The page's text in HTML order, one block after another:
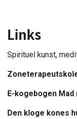
Links
Spirituel kunst,
E-kogebogen
Den kloge kones